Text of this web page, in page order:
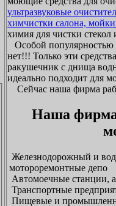
ультразвуковые
химчистки салона,
химия для чистки стекол
Особой популярностью
нет!!! Только эти
ракушечник с днища
идеально подходит для
Сейчас наша фирма
Наша фирма
Железнодорожный и
мотороремонтные депо
Автомоечные станции,
Транспортные
Пищевые и